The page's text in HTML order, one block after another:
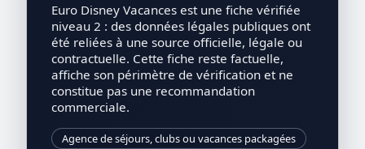
Euro Disney Vacances est une fiche vérifiée
niveau 2 : des données légales publiques ont
été reliées à une source officielle, légale ou
contractuelle. Cette fiche reste factuelle,
affiche son périmètre de vérification et ne
constitue pas une recommandation
commerciale.
Agence de séjours, clubs ou vacances packagées